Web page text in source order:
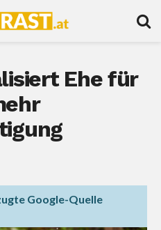
Ehe für
Google-Quelle